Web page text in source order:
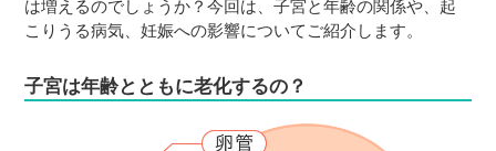
出産
０歳児
は増えるのでしょうか？今回は、子宮と年齢の関係や、起
こりうる病気、妊娠への影響についてご紹介します。
子宮は年齢とともに老化するの？